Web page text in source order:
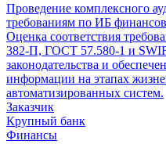
Проведение комплексного
требованиям по ИБ
Оценка соответствия
382-П, ГОСТ 57.580-1 и
законодательства и
информации на этапах
автоматизированных систем.
Заказчик
Крупный банк
Финансы